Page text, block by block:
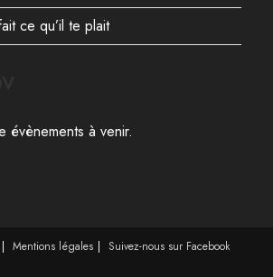
ce qu’il te plait
évènements à venir.
Mentions légales Suivez-nous sur Facebook